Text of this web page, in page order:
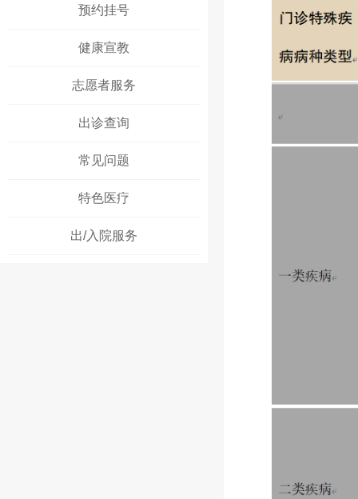
预约挂号
健康宣教
志愿者服务
出诊查询
常见问题
特色医疗
出/入院服务